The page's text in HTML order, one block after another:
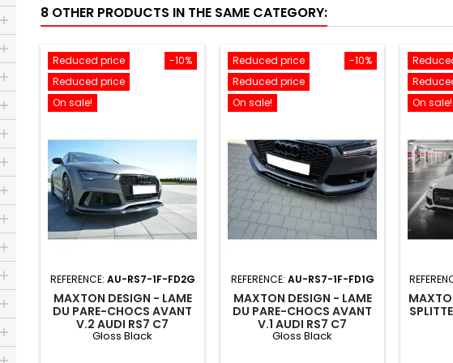
8 OTHER PRODUCTS IN THE SAME CATEGORY:
-10%
Reduced price
Reduced price
On sale!
REFERENCE: AU-RS7-1F-FD2G
MAXTON DESIGN - LAME
DU PARE-CHOCS AVANT
V.2 AUDI RS7 C7
Gloss Black
-10%
Reduced price
Reduced price
On sale!
REFERENCE: AU-RS7-1F-FD1G
MAXTON DESIGN - LAME
DU PARE-CHOCS AVANT
V.1 AUDI RS7 C7
Gloss Black
On sale!